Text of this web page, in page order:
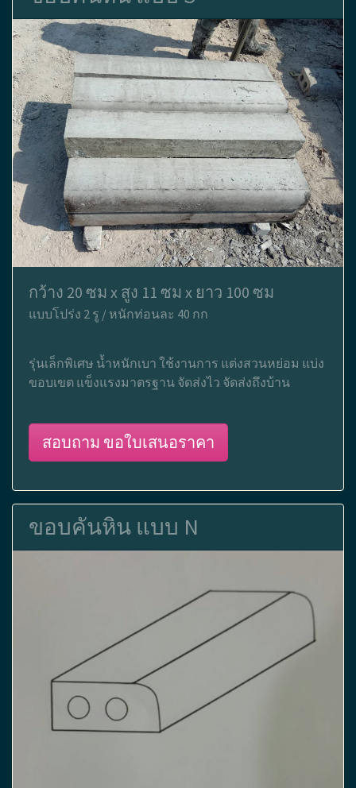
กว้าง 20 ซม x สูง 11 ซม x ยาว 100 ซม
แบบโปร่ง 2 รู / หนักท่อนละ 40 กก
รุ่นเล็กพิเศษ น้ำหนักเบา ใช้งานการ แต่งสวนหย่อม แบ่ง
ขอบเขต แข็งแรงมาตรฐาน จัดส่งไว จัดส่งถึงบ้าน
สอบถาม ขอใบเสนอราคา
ขอบคันหิน แบบ N